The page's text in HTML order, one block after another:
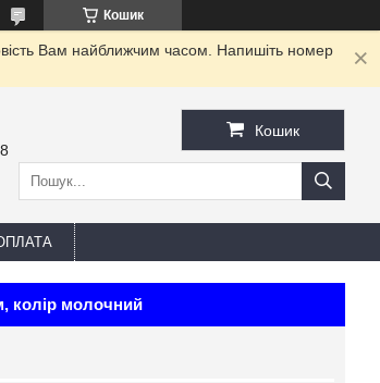
Кошик
Вам найближчим часом. Напишіть номер
Кошик
колір молочний